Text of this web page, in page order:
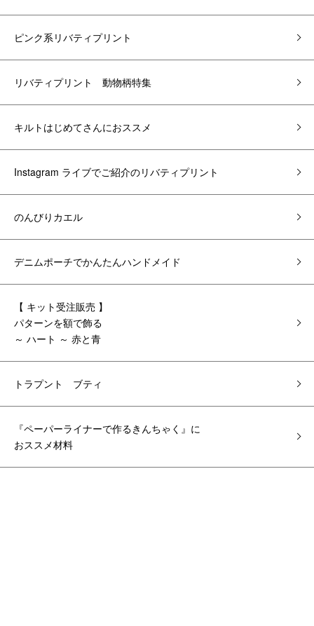
ピンク系リバティプリント
リバティプリント 動物柄特集
キルトはじめてさんにおススメ
Instagram ライブでご紹介のリバティプリント
のんびりカエル
デニムポーチでかんたんハンドメイド
【 キット受注販売 】
パターンを額で飾る
～ ハート ～ 赤と青
トラプント ブティ
『ペーパーライナーで作るきんちゃく』に
おススメ材料